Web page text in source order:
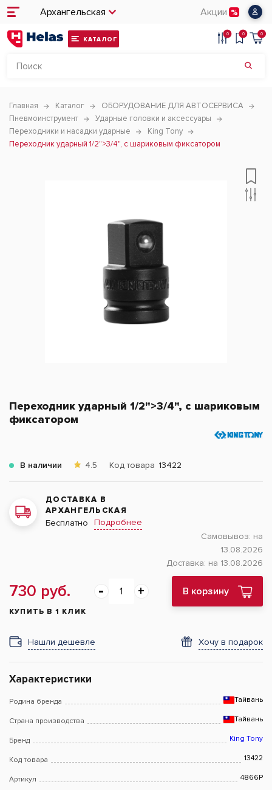
Архангельская Акции
КАТАЛОГ
0 0 0
Главная Каталог
ОБОРУДОВАНИЕ ДЛЯ АВТОСЕРВИСА
Пневмоинструмент
Ударные головки и аксессуары
Переходники и насадки ударные
King Tony
Переходник ударный 1/2">3/4", с шариковым фиксатором
Переходник ударный 1/2">3/4", с шариковым
фиксатором
В наличии 4.5 Код товара 13422
ДОСТАВКА В
АРХАНГЕЛЬСКАЯ
Бесплатно
Подробнее
Самовывоз: на
13.08.2026
Доставка: на 13.08.2026
730 руб. В корзину
КУПИТЬ В 1 КЛИК
Нашли дешевле Хочу в подарок
Характеристики
Родина бренда Тайвань
Страна производства Тайвань
Бренд King Tony
Код товара 13422
Артикул 4866P